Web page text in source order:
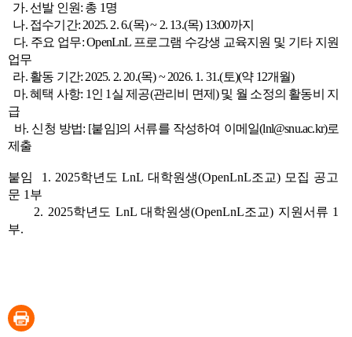
가. 선발 인원: 총 1명
나. 접수기간: 2025. 2. 6.(목) ~ 2. 13.(목) 13:00까지
다. 주요 업무: OpenLnL 프로그램 수강생 교육지원 및 기타 지원
업무
라. 활동 기간: 2025. 2. 20.(목) ~ 2026. 1. 31.(토)(약 12개월)
마. 혜택 사항: 1인 1실 제공(관리비 면제) 및 월 소정의 활동비 지
급
바. 신청 방법: [붙임]의 서류를 작성하여 이메일(lnl@snu.ac.kr)로
제출
붙임 1. 2025학년도 LnL 대학원생(OpenLnL조교) 모집 공고
문 1부
2. 2025학년도 LnL 대학원생(OpenLnL조교) 지원서류 1
부.